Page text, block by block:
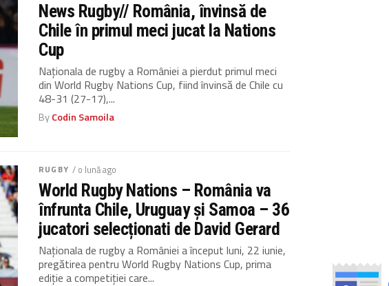
News Rugby// România, învinsă de
Chile în primul meci jucat la Nations
Cup
Naționala de rugby a României a pierdut primul meci
din World Rugby Nations Cup, fiind învinsă de Chile cu
48-31 (27-17),...
ByCodin Samoila
RUGBY / o lună ago
World Rugby Nations – România va
înfrunta Chile, Uruguay și Samoa – 36
jucatori selecționati de David Gerard
Naționala de rugby a României a început luni, 22 iunie,
pregătirea pentru World Rugby Nations Cup, prima
ediție a competiției care...